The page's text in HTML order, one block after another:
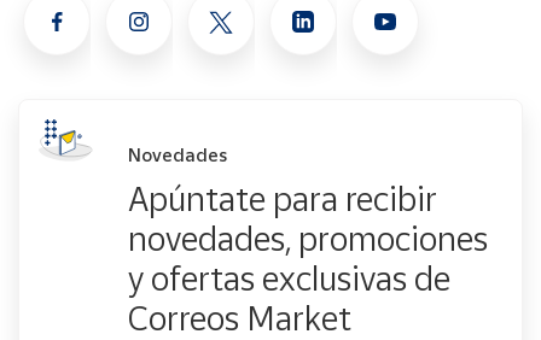
Novedades
Apúntate para recibir
novedades, promociones
y ofertas exclusivas de
Correos Market